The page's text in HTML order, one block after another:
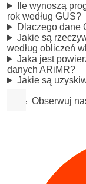
Ile wynoszą
rok według GUS?
Dlaczego dane
Jakie są
według obliczeń
Jaka jest
danych ARiMR?
Jakie są
Obserwuj